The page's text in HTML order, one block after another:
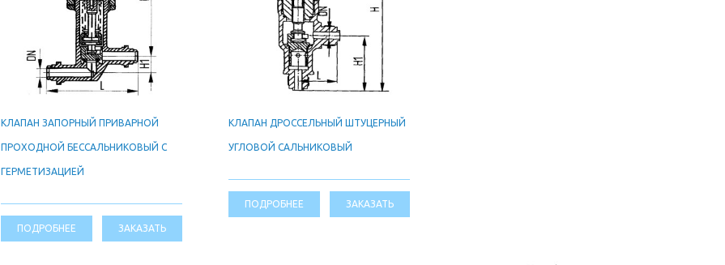
КЛАПАН ЗАПОРНЫЙ ПРИВАРНОЙ
ПРОХОДНОЙ БЕССАЛЬНИКОВЫЙ С
ГЕРМЕТИЗАЦИЕЙ
ПОДРОБНЕЕ ЗАКАЗАТЬ
КЛАПАН ДРОССЕЛЬНЫЙ ШТУЦЕРНЫЙ
УГЛОВОЙ САЛЬНИКОВЫЙ
ПОДРОБНЕЕ ЗАКАЗАТЬ